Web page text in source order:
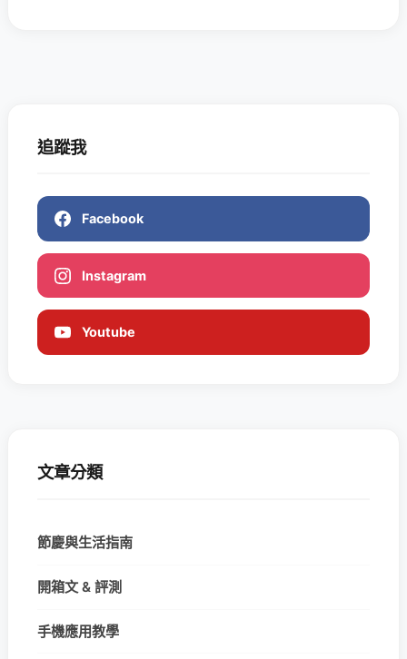
追蹤我
Facebook
Instagram
Youtube
文章分類
節慶與生活指南
開箱文 & 評測
手機應用教學